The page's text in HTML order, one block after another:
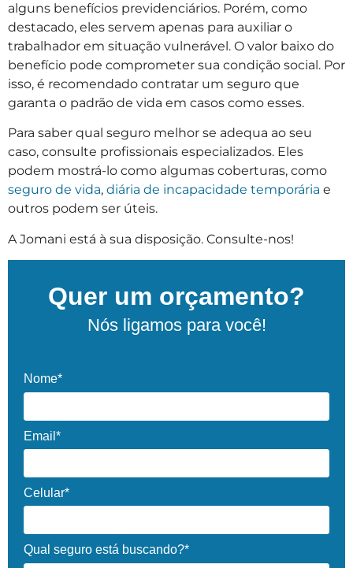
alguns benefícios previdenciários. Porém, como
destacado, eles servem apenas para auxiliar o
trabalhador em situação vulnerável. O valor baixo do
benefício pode comprometer sua condição social. Por
isso, é recomendado contratar um seguro que
garanta o padrão de vida em casos como esses.
Para saber qual seguro melhor se adequa ao seu
caso, consulte profissionais especializados. Eles
podem mostrá-lo como algumas coberturas, como
seguro de vida, diária de incapacidade temporária e
outros podem ser úteis.
A Jomani está à sua disposição. Consulte-nos!
Quer um orçamento?
Nós ligamos para você!
Nome*
Email*
Celular*
Qual seguro está buscando?*